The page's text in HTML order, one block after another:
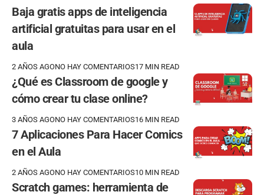
Baja gratis apps de inteligencia
artificial gratuitas para usar en el
aula
2 AÑOS AGONO HAY COMENTARIOS17 MIN READ
¿Qué es Classroom de google y
cómo crear tu clase online?
3 AÑOS AGONO HAY COMENTARIOS16 MIN READ
7 Aplicaciones Para Hacer Comics
en el Aula
2 AÑOS AGONO HAY COMENTARIOS10 MIN READ
Scratch games: herramienta de